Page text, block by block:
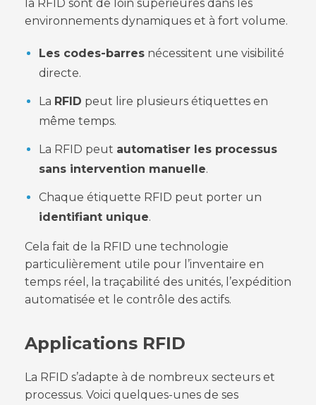
la RFID sont de loin supérieures dans les
environnements dynamiques et à fort volume.
Les codes-barres nécessitent une visibilité
directe.
La RFID peut lire plusieurs étiquettes en
même temps.
La RFID peut automatiser les processus
sans intervention manuelle.
Chaque étiquette RFID peut porter un
identifiant unique.
Cela fait de la RFID une technologie
particulièrement utile pour l’inventaire en
temps réel, la traçabilité des unités, l’expédition
automatisée et le contrôle des actifs.
Applications RFID
La RFID s’adapte à de nombreux secteurs et
processus. Voici quelques-unes de ses